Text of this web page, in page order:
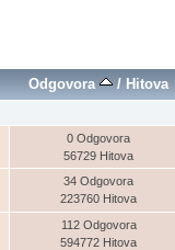
Odgovora / Hitova
0 Odgovora
56729 Hitova
34 Odgovora
223760 Hitova
112 Odgovora
594772 Hitova